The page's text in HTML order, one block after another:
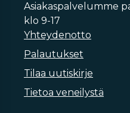
Asiakaspalvelumme
klo 9-17
Yhteydenotto
Palautukset
Tilaa uutiskirje
Tietoa veneilystä